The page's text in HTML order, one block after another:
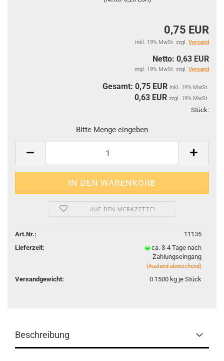
0,75 EUR
inkl. 19% MwSt. zzgl. Versand
Netto: 0,63 EUR
zzgl. 19% MwSt. zzgl. Versand
Gesamt: 0,75 EUR inkl. 19% MwSt.
0,63 EUR zzgl. 19% MwSt.
Stück:
Bitte Menge eingeben
AUF DEN MERKZETTEL
Art.Nr.:
11135
Lieferzeit:
ca. 3-4 Tage nach
Zahlungseingang
(Ausland abweichend)
Versandgewicht: 0.1500kg je Stück
Beschreibung